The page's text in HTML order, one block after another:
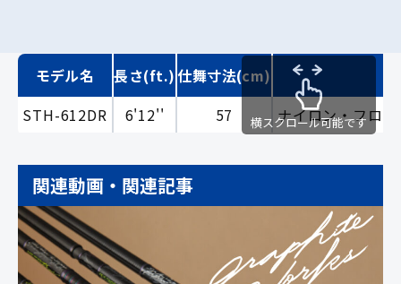
モデル名 長さ(ft.)仕舞寸法(cm)
STH-612DR
6'12'' 57 ナイロン・フロ
横スクロール可能です
関連動画・関連記事